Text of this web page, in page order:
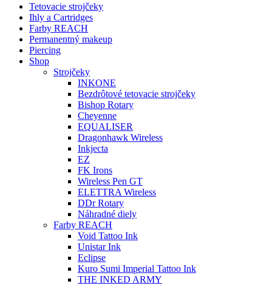
Tetovacie strojčeky
Ihly a Cartridges
Farby REACH
Permanentný makeup
Piercing
Shop
Strojčeky
INKONE
Bezdrôtové tetovacie strojčeky
Bishop Rotary
Cheyenne
EQUALISER
Dragonhawk Wireless
Inkjecta
EZ
FK Irons
Wireless Pen GT
ELETTRA Wireless
DDr Rotary
Náhradné diely
Farby REACH
Void Tattoo Ink
Unistar Ink
Eclipse
Kuro Sumi Imperial Tattoo Ink
THE INKED ARMY